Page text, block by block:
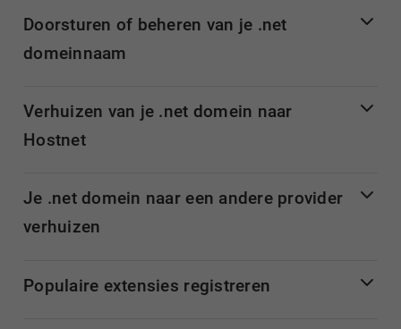
Doorsturen of beheren van je .net
domeinnaam
Verhuizen van je .net domein naar
Hostnet
Je .net domein naar een andere provider
verhuizen
Populaire extensies registreren